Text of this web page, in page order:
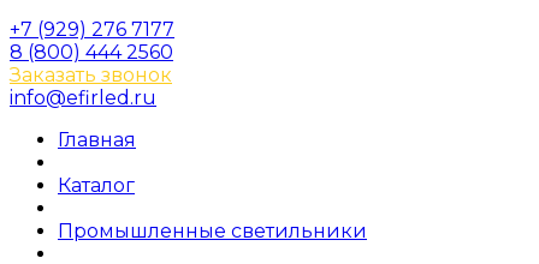
+7 (929) 276 7177
8 (800) 444 2560
Заказать звонок
info@efirled.ru
Главная
Каталог
Промышленные светильники